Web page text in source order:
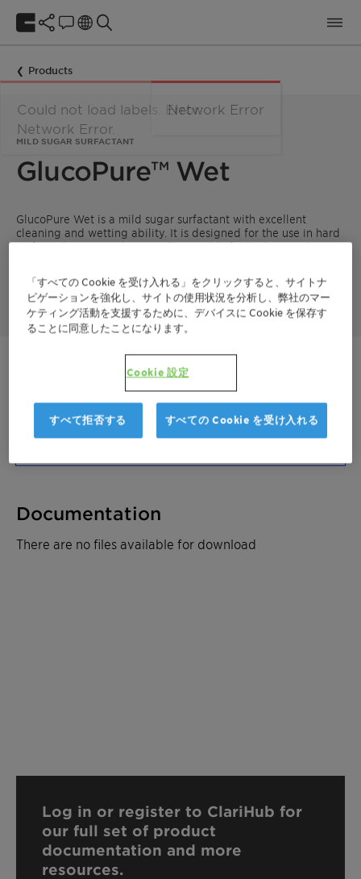
Products
MILD SUGAR SURFACTANT
GlucoPure™ Wet
GlucoPure Wet is a mild sugar surfactant with excellent
cleaning and wetting ability. It is designed for the use in hard
surface cleaners and especially suitable for bathroom cleaners
combines fast soap scum removal and mildness to plastic or
metal materials.
ご連絡ください
サンプルを注文
Documentation
There are no files available for download
Log in or register to ClariHub for
our full set of product
documentation and more
resources.
「すべての Cookie を受け入れる」をクリックすると、サイトナ
ビゲーションを強化し、サイトの使用状況を分析し、弊社のマー
ケティング活動を支援するために、デバイスに Cookie を保存す
ることに同意したことになります。
Cookie 設定
すべて拒否する すべての Cookie を受け入れる
Could not load labels. Error:
Network Error.
Network Error